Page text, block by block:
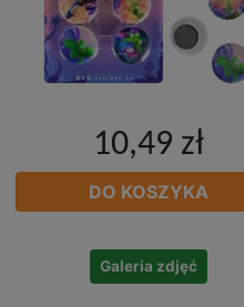
10,49 zł
DO KOSZYKA
Galeria zdjęć